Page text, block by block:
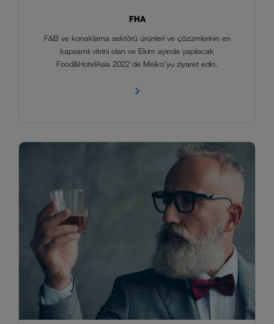
FHA
F&B ve konaklama sektörü ürünleri ve çözümlerinin en
kapsamlı vitrini olan ve Ekim ayında yapılacak
Food&HotelAsia 2022'de Meiko'yu ziyaret edin.